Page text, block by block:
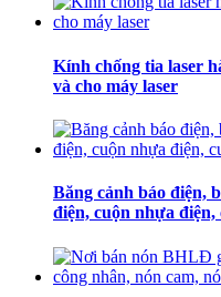
Kính chống tia laser
và cho máy laser
Băng cảnh báo điện,
điện, cuộn nhựa điện,